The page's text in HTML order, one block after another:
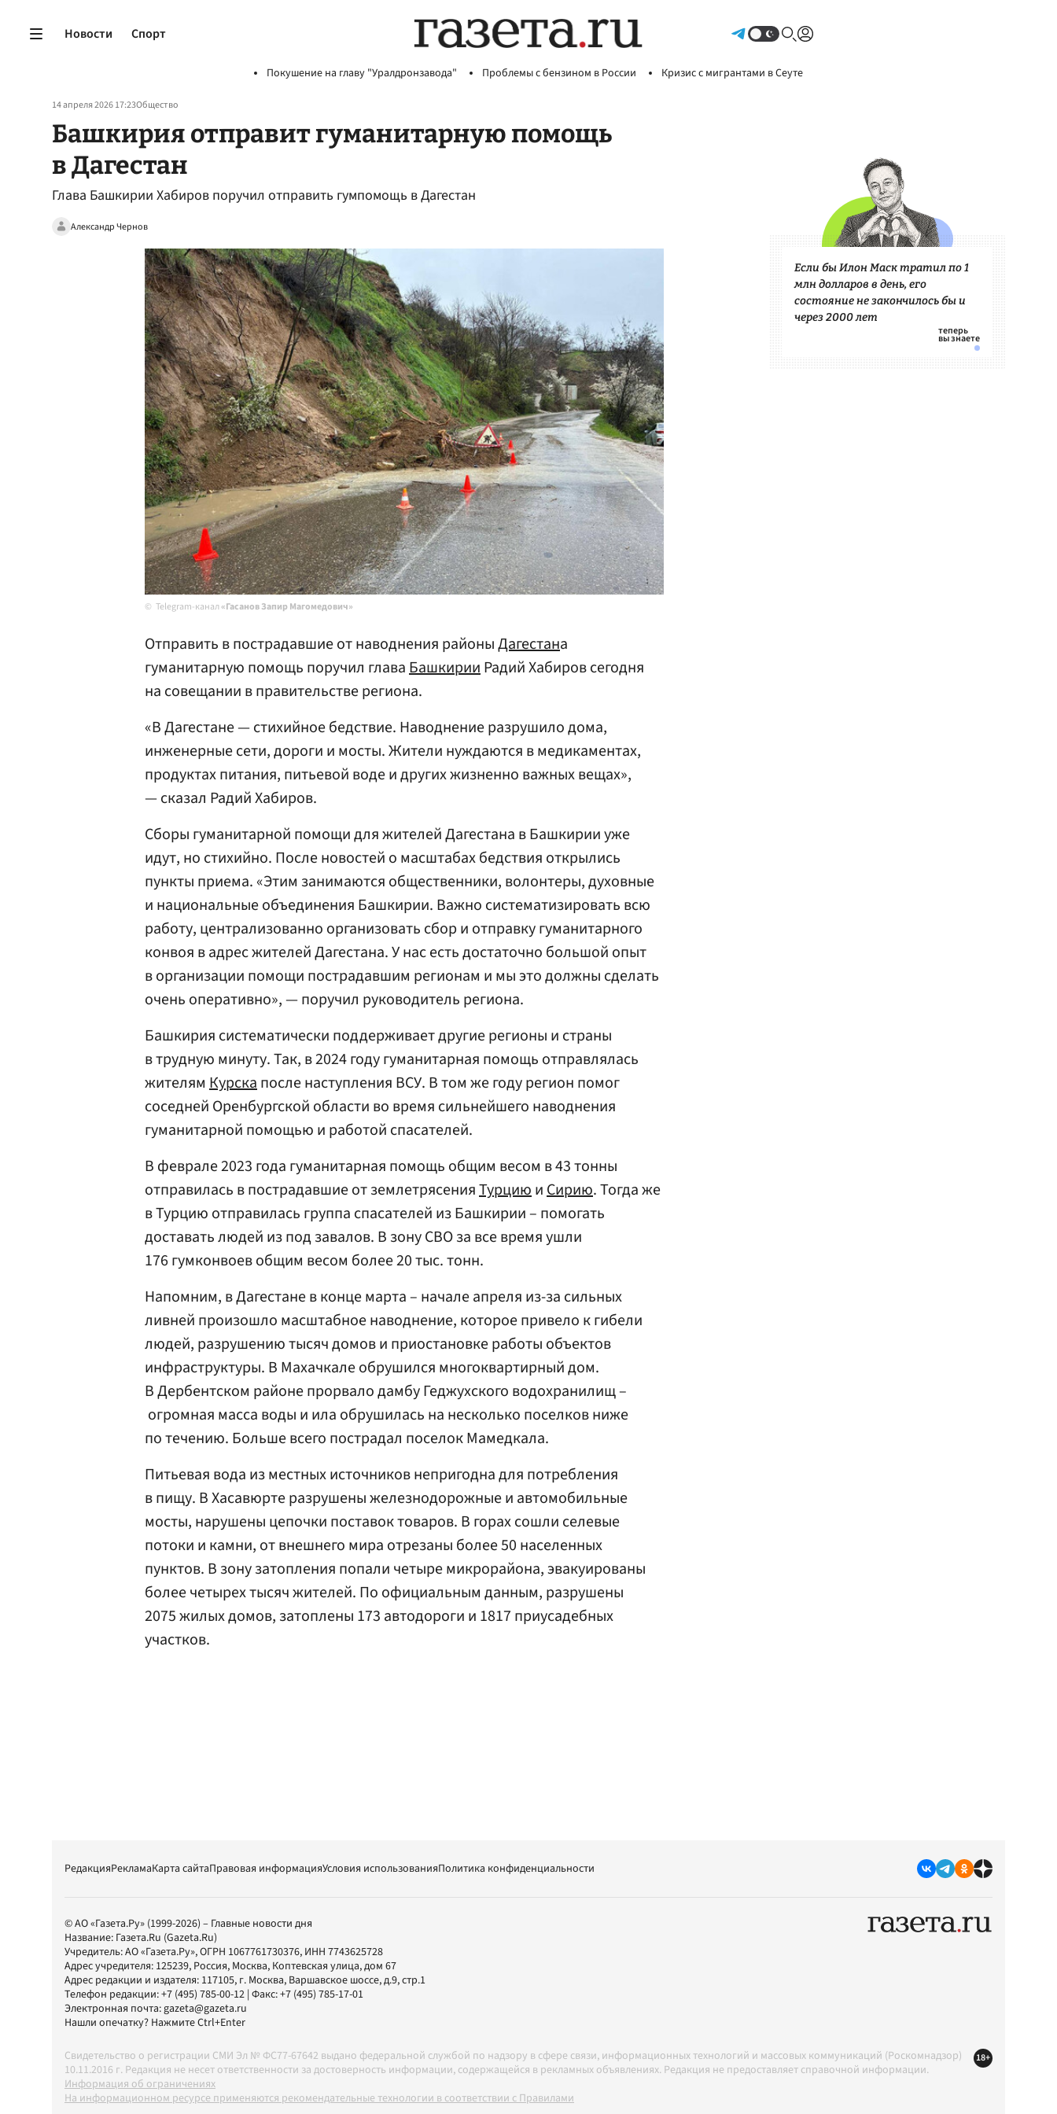
Новости Спорт
Покушение на главу "Уралдронзавода" Проблемы с бензином в России Кризис с мигрантами в Сеуте
14 апреля 2026 17:23Общество
Башкирия отправит гуманитарную помощь
в Дагестан
Глава Башкирии Хабиров поручил отправить гумпомощь в Дагестан
Александр Чернов
Telegram-канал«Гасанов Запир Магомедович»
Отправить в пострадавшие от наводнения районыДагестана
гуманитарную помощь поручил главаБашкирииРадий Хабиров сегодня
на совещании в правительстве региона.
«В Дагестане — стихийное бедствие. Наводнение разрушило дома,
инженерные сети, дороги и мосты. Жители нуждаются в медикаментах,
продуктах питания, питьевой воде и других жизненно важных вещах»,
— сказал Радий Хабиров.
Сборы гуманитарной помощи для жителей Дагестана в Башкирии уже
идут, но стихийно. После новостей о масштабах бедствия открылись
пункты приема. «Этим занимаются общественники, волонтеры, духовные
и национальные объединения Башкирии. Важно систематизировать всю
работу, централизованно организовать сбор и отправку гуманитарного
конвоя в адрес жителей Дагестана. У нас есть достаточно большой опыт
в организации помощи пострадавшим регионам и мы это должны сделать
очень оперативно», — поручил руководитель региона.
Башкирия систематически поддерживает другие регионы и страны
в трудную минуту. Так, в 2024 году гуманитарная помощь отправлялась
жителям Курскапосле наступления ВСУ. В том же году регион помог
соседней Оренбургской области во время сильнейшего наводнения
гуманитарной помощью и работой спасателей.
В феврале 2023 года гуманитарная помощь общим весом в 43 тонны
отправилась в пострадавшие от землетрясенияТурциюиСирию. Тогда же
в Турцию отправилась группа спасателей из Башкирии – помогать
доставать людей из под завалов. В зону СВО за все время ушли
176 гумконвоев общим весом более 20 тыс. тонн.
Напомним, в Дагестане в конце марта – начале апреля из-за сильных
ливней произошло масштабное наводнение, которое привело к гибели
людей, разрушению тысяч домов и приостановке работы объектов
инфраструктуры. В Махачкале обрушился многоквартирный дом.
В Дербентском районе прорвало дамбу Геджухского водохранилищ –
огромная масса воды и ила обрушилась на несколько поселков ниже
по течению. Больше всего пострадал поселок Мамедкала.
Питьевая вода из местных источников непригодна для потребления
в пищу. В Хасавюрте разрушены железнодорожные и автомобильные
мосты, нарушены цепочки поставок товаров. В горах сошли селевые
потоки и камни, от внешнего мира отрезаны более 50 населенных
пунктов. В зону затопления попали четыре микрорайона, эвакуированы
более четырех тысяч жителей. По официальным данным, разрушены
2075 жилых домов, затоплены 173 автодороги и 1817 приусадебных
участков.
Если бы Илон Маск тратил по 1
млн долларов в день, его
состояние не закончилось бы и
через 2000 лет
РедакцияРекламаКарта сайтаПравовая информацияУсловия использованияПолитика конфиденциальности
© АО «Газета.Ру» (1999-2026) – Главные новости дня
Название: Газета.Ru (Gazeta.Ru)
Учредитель:АО «Газета.Ру», ОГРН 1067761730376, ИНН 7743625728
Адрес учредителя: 125239, Россия, Москва, Коптевская улица, дом 67
Адрес редакции и издателя: 117105, г. Москва, Варшавское шоссе, д.9, стр.1
Телефон редакции:+7 (495) 785-00-12 | Факс:+7 (495) 785-17-01
Электронная почта:gazeta@gazeta.ru
Нашли опечатку? Нажмите Ctrl+Enter
Свидетельство о регистрации СМИ Эл № ФС77-67642 выдано федеральной службой по надзору в сфере связи, информационных технологий и массовых коммуникаций (Роскомнадзор)
10.11.2016 г. Редакция не несет ответственности за достоверность информации, содержащейся в рекламных объявлениях. Редакция не предоставляет справочной информации.
Информация об ограничениях
На информационном ресурсе применяются рекомендательные технологии в соответствии с Правилами
18+